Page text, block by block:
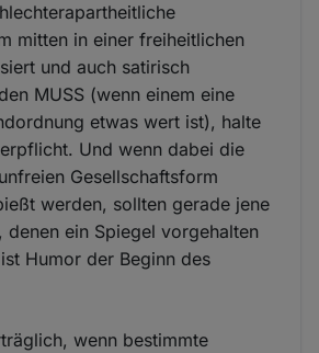
mitten in einer freiheitlichen
und auch satirisch
MUSS (wenn einem eine
etwas wert ist), halte
Und wenn dabei die
Gesellschaftsform
werden, sollten gerade jene
denen ein Spiegel vorgehalten
Humor der Beginn des
wenn bestimmte